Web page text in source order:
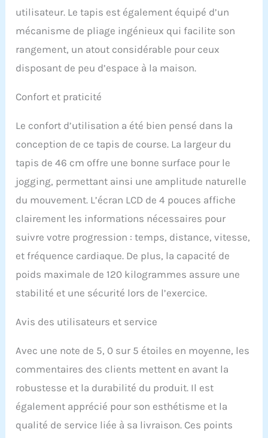
utilisateur. Le tapis est également équipé d’un
mécanisme de pliage ingénieux qui facilite son
rangement, un atout considérable pour ceux
disposant de peu d’espace à la maison.
Confort et praticité
Le confort d’utilisation a été bien pensé dans la
conception de ce tapis de course. La largeur du
tapis de 46 cm offre une bonne surface pour le
jogging, permettant ainsi une amplitude naturelle
du mouvement. L’écran LCD de 4 pouces affiche
clairement les informations nécessaires pour
suivre votre progression : temps, distance, vitesse,
et fréquence cardiaque. De plus, la capacité de
poids maximale de 120 kilogrammes assure une
stabilité et une sécurité lors de l’exercice.
Avis des utilisateurs et service
Avec une note de 5, 0 sur 5 étoiles en moyenne, les
commentaires des clients mettent en avant la
robustesse et la durabilité du produit. Il est
également apprécié pour son esthétisme et la
qualité de service liée à sa livraison. Ces points